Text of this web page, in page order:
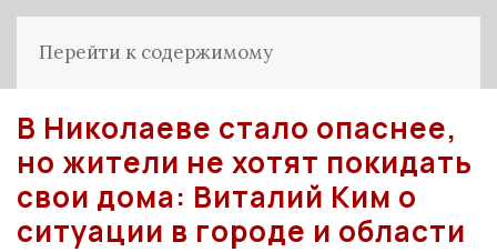
Перейти к содержимому
В Николаеве стало опаснее,
но жители не хотят покидать
свои дома: Виталий Ким о
ситуации в городе и области